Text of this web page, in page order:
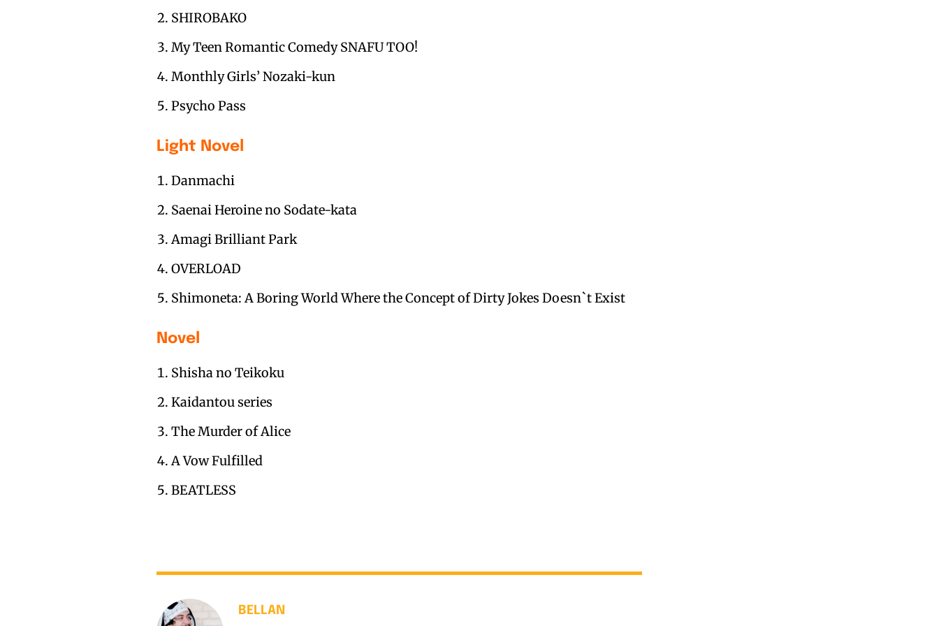
SHIROBAKO
My Teen Romantic Comedy SNAFU TOO!
Monthly Girls’ Nozaki-kun
Psycho Pass
Light Novel
Danmachi
Saenai Heroine no Sodate-kata
Amagi Brilliant Park
OVERLOAD
Shimoneta: A Boring World Where the Concept of Dirty Jokes Doesn`t Exist
Novel
Shisha no Teikoku
Kaidantou series
The Murder of Alice
A Vow Fulfilled
BEATLESS
BELLAN